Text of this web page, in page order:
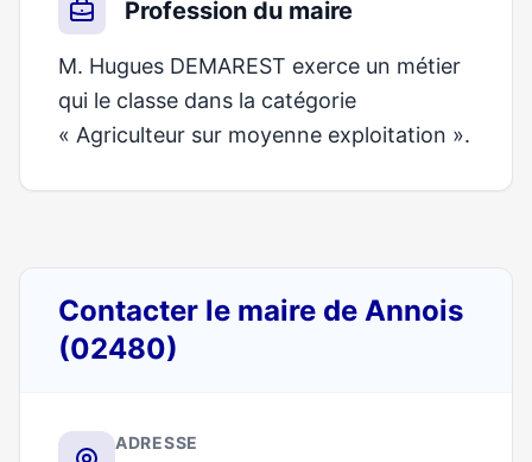
Profession du maire
M. Hugues DEMAREST exerce un métier
qui le classe dans la catégorie
« Agriculteur sur moyenne exploitation ».
Contacter le maire de Annois
(02480)
ADRESSE